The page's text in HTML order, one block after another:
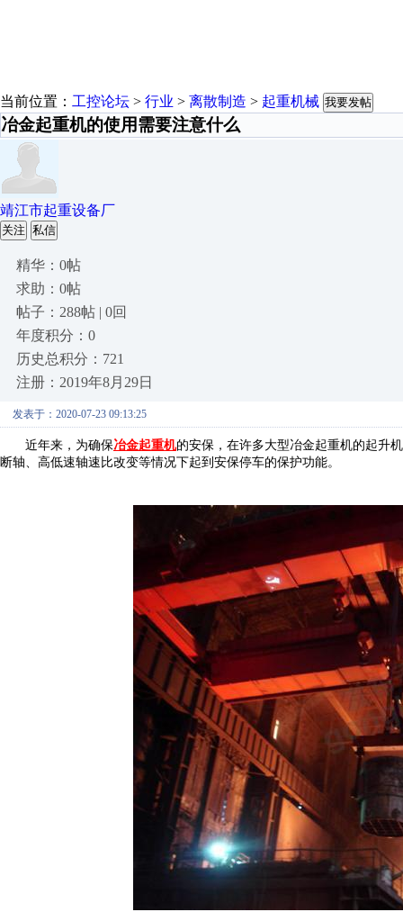
当前位置： 工控论坛 > 行业 > 离散制造 > 起重机械 我要发帖
冶金起重机的使用需要注意什么
靖江市起重设备厂
关注 私信
精华：0帖
求助：0帖
帖子：288帖 | 0回
年度积分：0
历史总积分：721
注册：2019年8月29日
发表于：2020-07-23 09:13:25
近年来，为确保冶金起重机的安保，在许多大型冶金起重机的起升
断轴、高低速轴速比改变等情况下起到安保停车的保护功能。